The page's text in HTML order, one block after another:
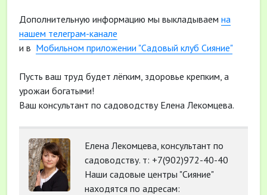
Дополнительную информацию мы выкладываем на
нашем телеграм-канале
и в Мобильном приложении "Садовый клуб Сияние"
Пусть ваш труд будет лёгким, здоровье крепким, а
урожаи богатыми!
Ваш консультант по садоводству Елена Лекомцева.
Елена Лекомцева, консультант по
садоводству. т: +7(902)972-40-40
Наши садовые центры "Сияние"
находятся по адресам: